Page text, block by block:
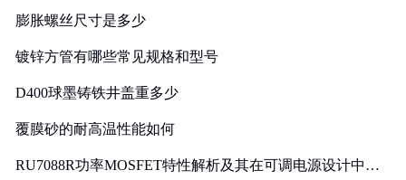
膨胀螺丝尺寸是多少
镀锌方管有哪些常见规格和型号
D400球墨铸铁井盖重多少
覆膜砂的耐高温性能如何
RU7088R功率MOSFET特性解析及其在可调电源设计中的